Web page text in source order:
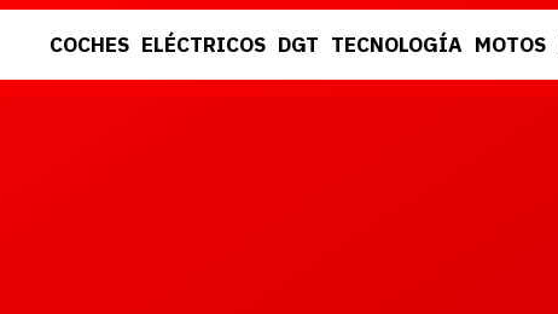
COCHES ELÉCTRICOS DGT TECNOLOGÍA MOTOS